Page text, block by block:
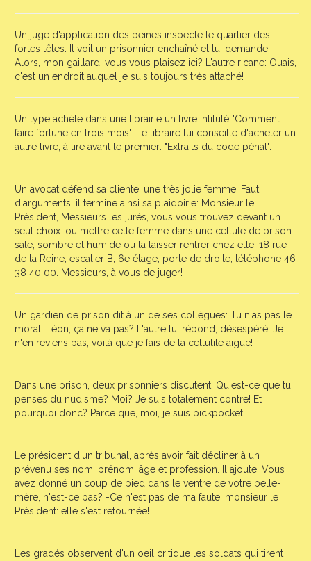
Un juge d'application des peines inspecte le quartier des
fortes têtes. Il voit un prisonnier enchaîné et lui demande:
Alors, mon gaillard, vous vous plaisez ici? L'autre ricane: Ouais,
c'est un endroit auquel je suis toujours très attaché!
Un type achète dans une librairie un livre intitulé "Comment
faire fortune en trois mois". Le libraire lui conseille d'acheter un
autre livre, à lire avant le premier: "Extraits du code pénal".
Un avocat défend sa cliente, une très jolie femme. Faut
d'arguments, il termine ainsi sa plaidoirie: Monsieur le
Président, Messieurs les jurés, vous vous trouvez devant un
seul choix: ou mettre cette femme dans une cellule de prison
sale, sombre et humide ou la laisser rentrer chez elle, 18 rue
de la Reine, escalier B, 6e étage, porte de droite, téléphone 46
38 40 00. Messieurs, à vous de juger!
Un gardien de prison dit à un de ses collègues: Tu n'as pas le
moral, Léon, ça ne va pas? L'autre lui répond, désespéré: Je
n'en reviens pas, voilà que je fais de la cellulite aiguë!
Dans une prison, deux prisonniers discutent: Qu'est-ce que tu
penses du nudisme? Moi? Je suis totalement contre! Et
pourquoi donc? Parce que, moi, je suis pickpocket!
Le président d'un tribunal, après avoir fait décliner à un
prévenu ses nom, prénom, âge et profession. Il ajoute: Vous
avez donné un coup de pied dans le ventre de votre belle-
mère, n'est-ce pas? -Ce n'est pas de ma faute, monsieur le
Président: elle s'est retournée!
Les gradés observent d'un oeil critique les soldats qui tirent